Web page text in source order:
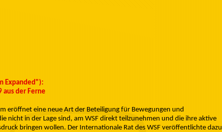
Expanded"):
aus der Ferne
eröffnet eine neue Art der Beteiligung für Bewegungen und
nicht in der Lage sind, am WSF direkt teilzunehmen und die ihre aktive
bringen wollen. Der Internationale Rat des WSF veröffentlichte dazu